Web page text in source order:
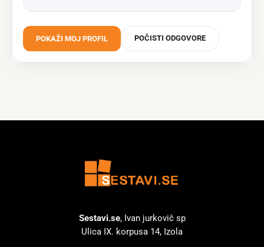
POKAŽI MOJ PROFIL POČISTI ODGOVORE
Sestavi.se, Ivan jurkovič sp
Ulica IX. korpusa 14, Izola